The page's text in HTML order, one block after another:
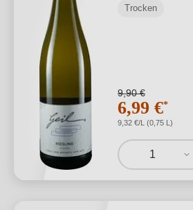
Trocken
9,90 €
6,99 €*
9,32 €/L (0,75 L)
1